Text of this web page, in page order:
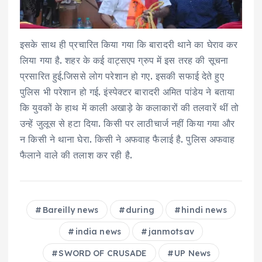
इसके साथ ही प्रचारित किया गया कि बारादरी थाने का घेराव कर
लिया गया है. शहर के कई वाट्सएप ग्रुप में इस तरह की सूचना
प्रसारित हुई.जिससे लोग परेशान हो गए. इसकी सफाई देते हुए
पुलिस भी परेशान हो गई. इंस्पेक्टर बारादरी अमित पांडेय ने बताया
कि युवकों के हाथ में काली अखाड़े के कलाकारों की तलवारें थीं तो
उन्हें जुलूस से हटा दिया. किसी पर लाठीचार्ज नहीं किया गया और
न किसी ने थाना घेरा. किसी ने अफवाह फैलाई है. पुलिस अफवाह
फैलाने वाले की तलाश कर रही है.
Bareilly news during hindi news
india news janmotsav
SWORD OF CRUSADE UP News